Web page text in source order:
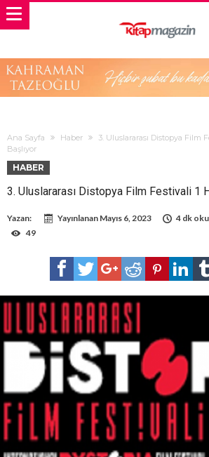
Ana Sayfa Haber
3. Uluslararası Distopya Film
Başlıyor
HABER
3. Uluslararası Distopya Film Festivali 1
Yazan: Yayınlanan Mayıs 6, 2023 4 dk
49